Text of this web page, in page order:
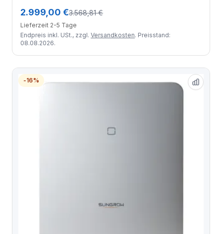
2.999,00 €3.568,81 €
Lieferzeit 2-5 Tage
Endpreis inkl. USt., zzgl. Versandkosten. Preisstand:
08.08.2026.
-16%